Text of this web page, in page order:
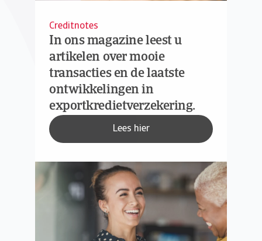
Creditnotes
In ons magazine leest u
artikelen over mooie
transacties en de laatste
ontwikkelingen in
exportkredietverzekering.
Lees hier